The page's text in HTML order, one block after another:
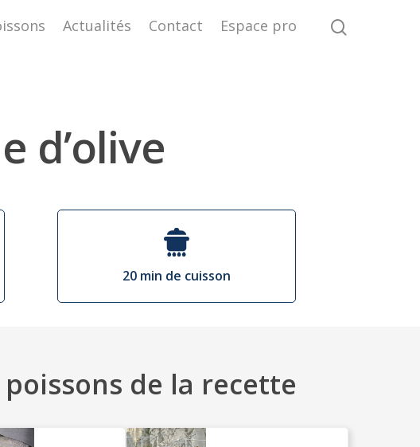
Actualités Contact Espace pro
d’olive
20 min de cuisson
poissons de la recette